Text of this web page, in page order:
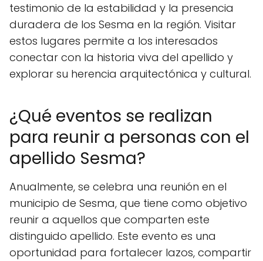
testimonio de la estabilidad y la presencia
duradera de los Sesma en la región. Visitar
estos lugares permite a los interesados
conectar con la historia viva del apellido y
explorar su herencia arquitectónica y cultural.
¿Qué eventos se realizan
para reunir a personas con el
apellido Sesma?
Anualmente, se celebra una reunión en el
municipio de Sesma, que tiene como objetivo
reunir a aquellos que comparten este
distinguido apellido. Este evento es una
oportunidad para fortalecer lazos, compartir